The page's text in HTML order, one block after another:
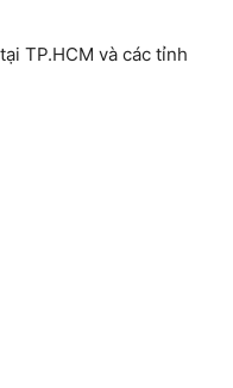
TP.HCM và các tỉnh